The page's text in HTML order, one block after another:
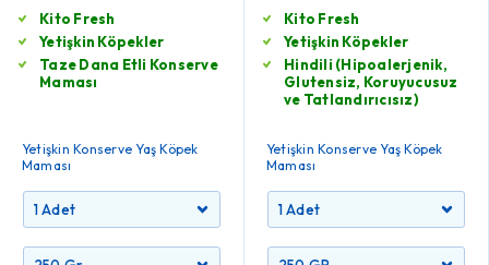
Kito Fresh
Yetişkin Köpekler
Taze Dana Etli Konserve
Maması
Yetişkin Konserve Yaş Köpek
Maması
Kito Fresh
Yetişkin Köpekler
Hindili (Hipoalerjenik,
Glutensiz, Koruyucusuz
ve Tatlandırıcısız)
Yetişkin Konserve Yaş Köpek
Maması